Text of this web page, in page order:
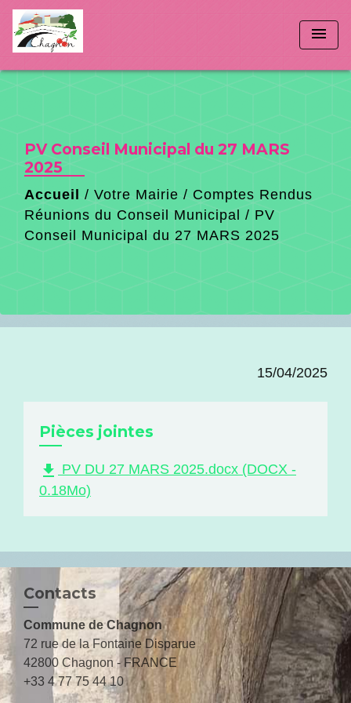
menu
PV Conseil Municipal du 27 MARS
2025
Accueil / Votre Mairie / Comptes Rendus
Réunions du Conseil Municipal / PV
Conseil Municipal du 27 MARS 2025
15/04/2025
Pièces jointes
file_download PV DU 27 MARS 2025.docx (DOCX -
0.18Mo)
Contacts
Commune de Chagnon
72 rue de la Fontaine Disparue
42800 Chagnon - FRANCE
+33 4 77 75 44 10